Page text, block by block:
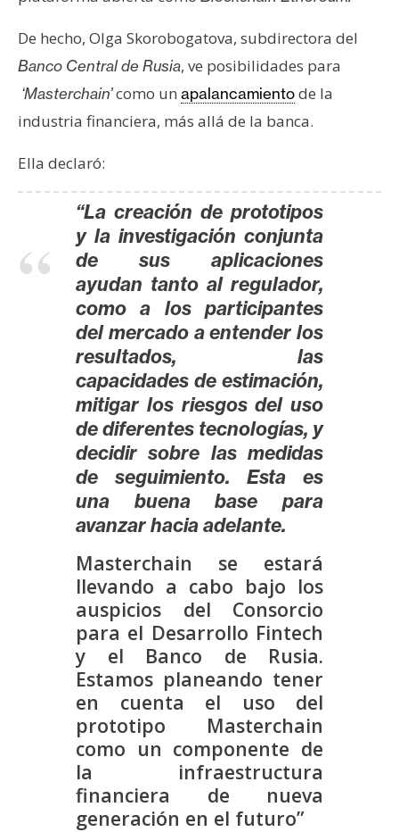
m
a
s
R
e
c
C
De hecho, Olga Skorobogatova, subdirectora del
Banco Central de Rusia, ve posibilidades para
‘Masterchain’como un apalancamientode la
industria financiera, más allá de la banca.
Ella declaró:
“La creación de prototipos
y la investigación conjunta
de sus aplicaciones
ayudan tanto al regulador,
como a los participantes
del mercado a entender los
resultados, las
capacidades de estimación,
mitigar los riesgos del uso
de diferentes tecnologías, y
decidir sobre las medidas
de seguimiento. Esta es
una buena base para
avanzar hacia adelante.
Masterchain se estará
llevando a cabo bajo los
auspicios del Consorcio
para el Desarrollo Fintech
y el Banco de Rusia.
Estamos planeando tener
en cuenta el uso del
prototipo Masterchain
como un componente de
la infraestructura
financiera de nueva
generación en el futuro”